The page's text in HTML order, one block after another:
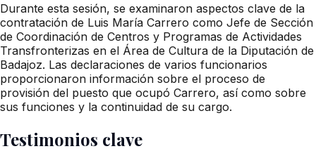
Durante esta sesión, se examinaron aspectos clave de la
contratación de Luis María Carrero como Jefe de Sección
de Coordinación de Centros y Programas de Actividades
Transfronterizas en el Área de Cultura de la Diputación de
Badajoz. Las declaraciones de varios funcionarios
proporcionaron información sobre el proceso de
provisión del puesto que ocupó Carrero, así como sobre
sus funciones y la continuidad de su cargo.
Testimonios clave